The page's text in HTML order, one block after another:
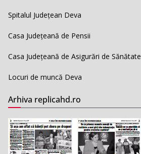
Spitalul Județean Deva
Casa Județeană de Pensii
Casa Județeană de Asigurări de Sănătate
Locuri de muncă Deva
Arhiva replicahd.ro